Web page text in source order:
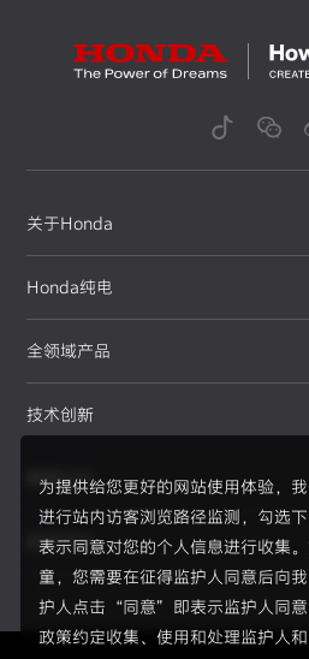
为提供给您更好的网站使用体验，
进行站内访客浏览路径监测，勾选
表示同意对您的个人信息进行收集
童，您需要在征得监护人同意后向
护人点击“同意”即表示监护人同意
政策约定收集、使用和处理监护人
关于Honda
Honda纯电
全领域产品
技术创新
赛事运动
新闻资讯
F1®赛事